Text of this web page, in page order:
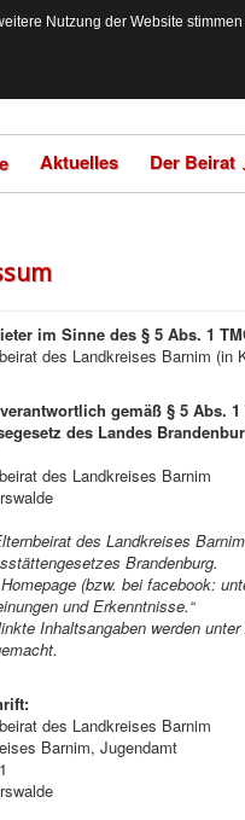
Aktuelles Der Beirat
im Sinne des § 5 Abs. 1
des Landkreises Barnim
gemäß § 5 Abs. 1
des Landes
des Landkreises Barnim
des Landkreises
Brandenburg.
(bzw. bei facebook:
und Erkenntnisse.“
Inhaltsangaben werden
des Landkreises Barnim
Barnim, Jugendamt
Nutzung der Website